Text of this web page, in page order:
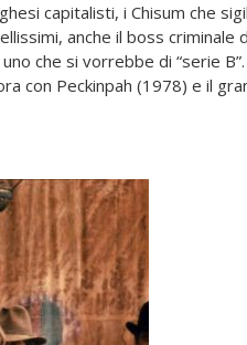
capitalisti, i Chisum che
anche il boss criminale
che si vorrebbe di “serie B”.
con Peckinpah (1978) e il